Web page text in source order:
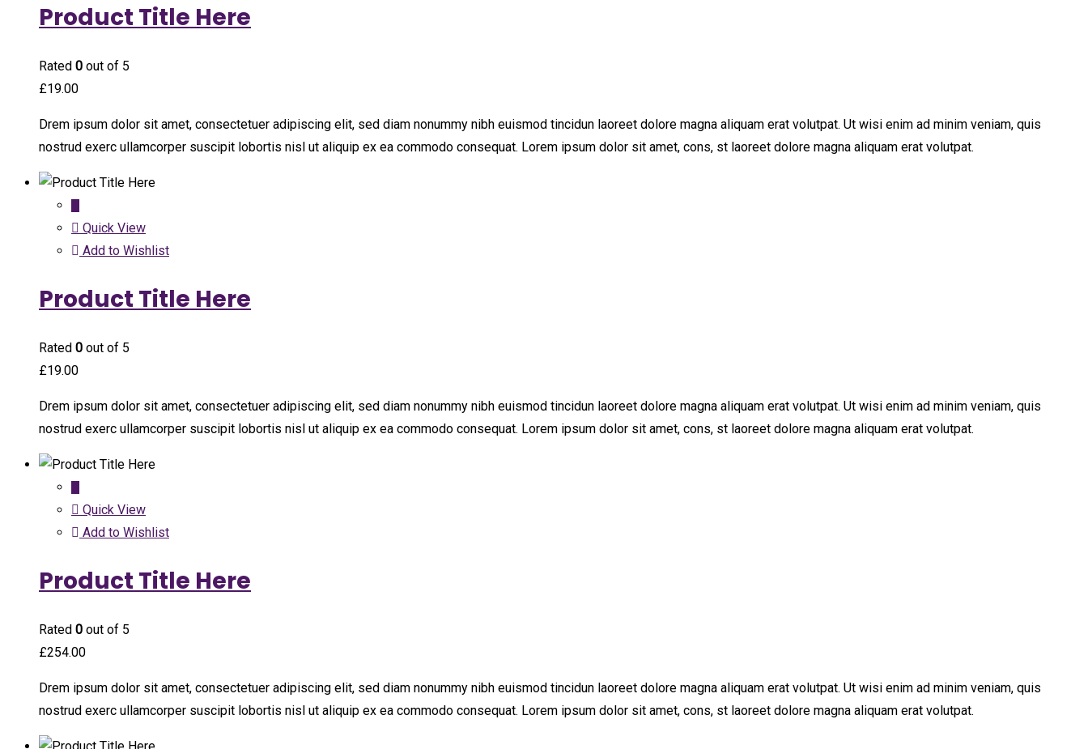
Product Title Here
Rated 0 out of 5
£19.00
Drem ipsum dolor sit amet, consectetuer adipiscing elit, sed diam nonummy nibh euismod tincidun laoreet dolore magna aliquam erat volutpat. Ut wisi enim ad minim veniam, quis
nostrud exerc ullamcorper suscipit lobortis nisl ut aliquip ex ea commodo consequat. Lorem ipsum dolor sit amet, cons, st laoreet dolore magna aliquam erat volutpat.
Quick View
Add to Wishlist
Product Title Here
Rated 0 out of 5
£19.00
Drem ipsum dolor sit amet, consectetuer adipiscing elit, sed diam nonummy nibh euismod tincidun laoreet dolore magna aliquam erat volutpat. Ut wisi enim ad minim veniam, quis
nostrud exerc ullamcorper suscipit lobortis nisl ut aliquip ex ea commodo consequat. Lorem ipsum dolor sit amet, cons, st laoreet dolore magna aliquam erat volutpat.
Quick View
Add to Wishlist
Product Title Here
Rated 0 out of 5
£254.00
Drem ipsum dolor sit amet, consectetuer adipiscing elit, sed diam nonummy nibh euismod tincidun laoreet dolore magna aliquam erat volutpat. Ut wisi enim ad minim veniam, quis
nostrud exerc ullamcorper suscipit lobortis nisl ut aliquip ex ea commodo consequat. Lorem ipsum dolor sit amet, cons, st laoreet dolore magna aliquam erat volutpat.